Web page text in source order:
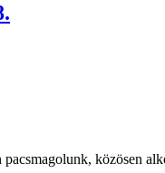
közösen